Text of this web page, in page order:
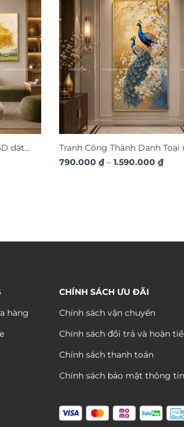
dát
Tranh Công Thành Danh Toại
hiệu ứng dát vàng sang trọng
790.000 ₫ – 1.590.000 ₫
hàng
CHÍNH SÁCH ƯU ĐÃI
Chính sách vận chuyển
Chính sách đổi trả và hoàn
Chính sách thanh toán
Chính sách bảo mật thông tin